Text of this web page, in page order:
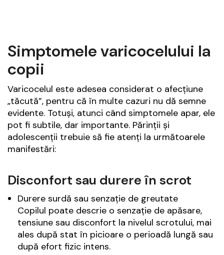
Simptomele varicocelului la
copii
Varicocelul este adesea considerat o afecțiune
„tăcută”, pentru că în multe cazuri nu dă semne
evidente. Totuși, atunci când simptomele apar, ele
pot fi subtile, dar importante. Părinții și
adolescenții trebuie să fie atenți la următoarele
manifestări:
Disconfort sau durere în scrot
Durere surdă sau senzație de greutate
Copilul poate descrie o senzație de apăsare,
tensiune sau disconfort la nivelul scrotului, mai
ales după stat în picioare o perioadă lungă sau
după efort fizic intens.